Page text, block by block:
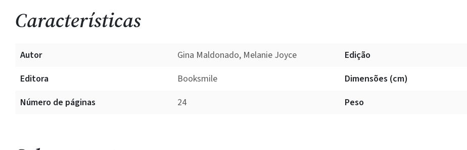
Características
Autor
Gina Maldonado, Melanie Joyce
Editora
Booksmile
Número de páginas
24
Edição
Dimensões (cm)
Peso